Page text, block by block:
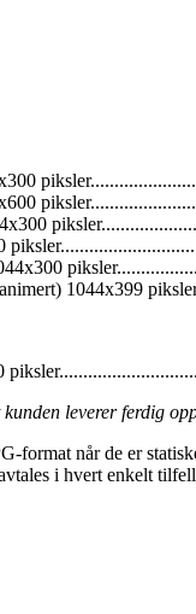
1044x399
leverer ferdig
format når de er
i hvert enkelt